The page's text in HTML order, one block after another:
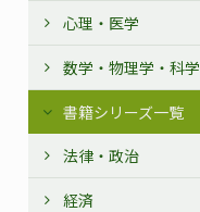
心理・医学
数学・物理学・科学
書籍シリーズ一覧
法律・政治
経済